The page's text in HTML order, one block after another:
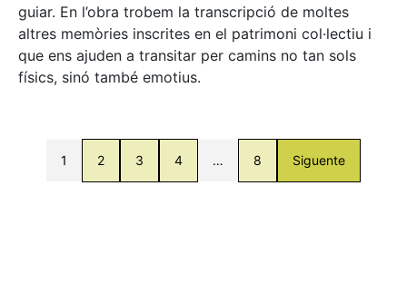
guiar. En l’obra trobem la transcripció de moltes
altres memòries inscrites en el patrimoni col·lectiu i
que ens ajuden a transitar per camins no tan sols
físics, sinó també emotius.
1 2 3 4 … 8 Siguente